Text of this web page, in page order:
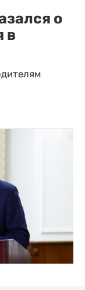
о
в